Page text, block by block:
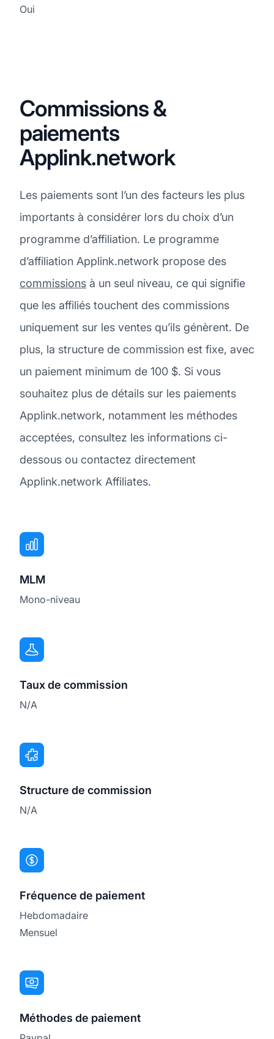
Oui
Commissions &
paiements
Applink.network
Les paiements sont l’un des facteurs les plus
importants à considérer lors du choix d’un
programme d’affiliation. Le programme
d’affiliation Applink.network propose des
commissions à un seul niveau, ce qui signifie
que les affiliés touchent des commissions
uniquement sur les ventes qu’ils génèrent. De
plus, la structure de commission est fixe, avec
un paiement minimum de 100 $. Si vous
souhaitez plus de détails sur les paiements
Applink.network, notamment les méthodes
acceptées, consultez les informations ci-
dessous ou contactez directement
Applink.network Affiliates.
MLM
Mono-niveau
Taux de commission
N/A
Structure de commission
N/A
Fréquence de paiement
Hebdomadaire
Mensuel
Méthodes de paiement